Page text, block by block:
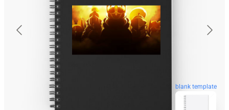
blank template